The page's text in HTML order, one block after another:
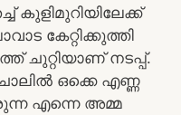
കുളിമുറിയിലേക്ക്
കേറ്റിക്കുത്തി
ചുറ്റിയാണ് നടപ്പ്.
ഒക്കെ എണ്ണ
എന്നെ അമ്മ